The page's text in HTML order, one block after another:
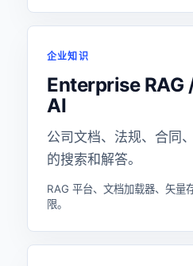
企业知识
Enterprise RAG
AI
公司文档、法规、合同
的搜索和解答。
RAG 平台、文档加载器、矢量
限。